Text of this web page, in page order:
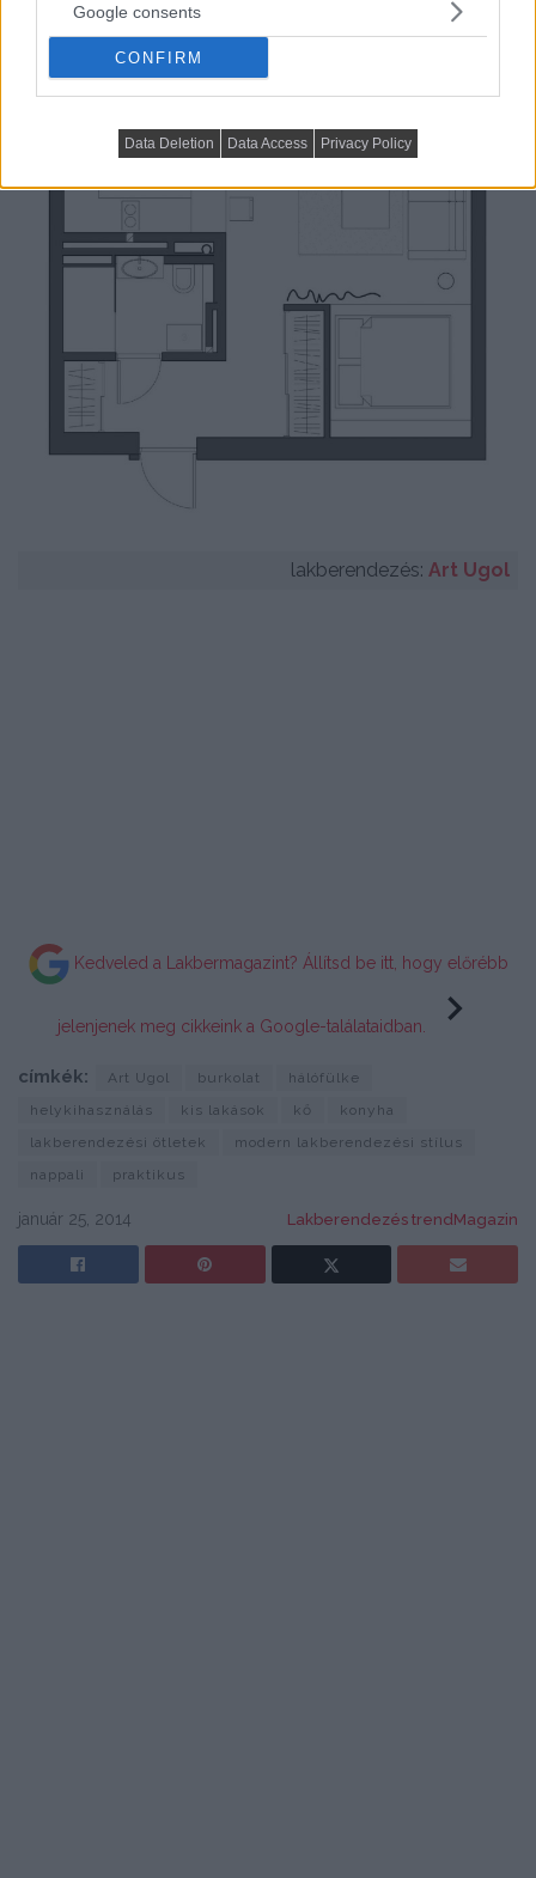
Google consents
CONFIRM
Data Deletion Data Access Privacy Policy
lakberendezés: Art Ugol
Kedveled a Lakbermagazint? Állítsd be itt, hogy előrébb
jelenjenek meg cikkeink a Google-találataidban.
címkék: Art Ugol burkolat
hálófülke
helykihasználás
kis lakások kő
konyha
lakberendezési ötletek
modern lakberendezési stílus
nappali
praktikus
január 25, 2014 Lakberendezés trendMagazin